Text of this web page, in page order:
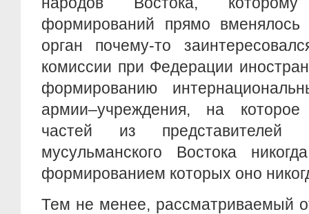
формирований прямо вменялось
орган почему-то
комиссии при Федерации
формированию
армии–учреждения, на
частей из представителей
мусульманского Востока
формированием которых оно
Тем не менее, рассматриваемый